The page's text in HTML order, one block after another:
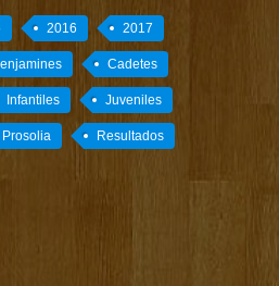
2016 2017
Cadetes
Infantiles Juveniles
Prosolia Resultados